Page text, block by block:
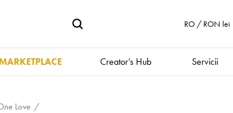
RO / RON lei
Creator’s Hub Servicii
Love